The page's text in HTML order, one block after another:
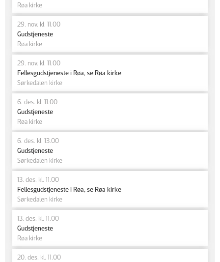
Røa kirke
29. nov. kl. 11.00
Gudstjeneste
Røa kirke
29. nov. kl. 11.00
Fellesgudstjeneste i Røa, se Røa kirke
Sørkedalen kirke
6. des. kl. 11.00
Gudstjeneste
Røa kirke
6. des. kl. 13.00
Gudstjeneste
Sørkedalen kirke
13. des. kl. 11.00
Fellesgudstjeneste i Røa, se Røa kirke
Sørkedalen kirke
13. des. kl. 11.00
Gudstjeneste
Røa kirke
20. des. kl. 11.00